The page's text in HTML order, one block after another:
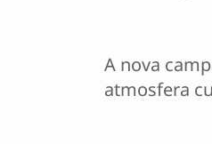
A nova
atmosfera